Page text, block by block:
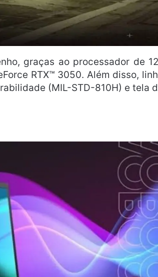
graças ao processador de
RTX™ 3050. Além disso,
(MIL-STD-810H) e tela